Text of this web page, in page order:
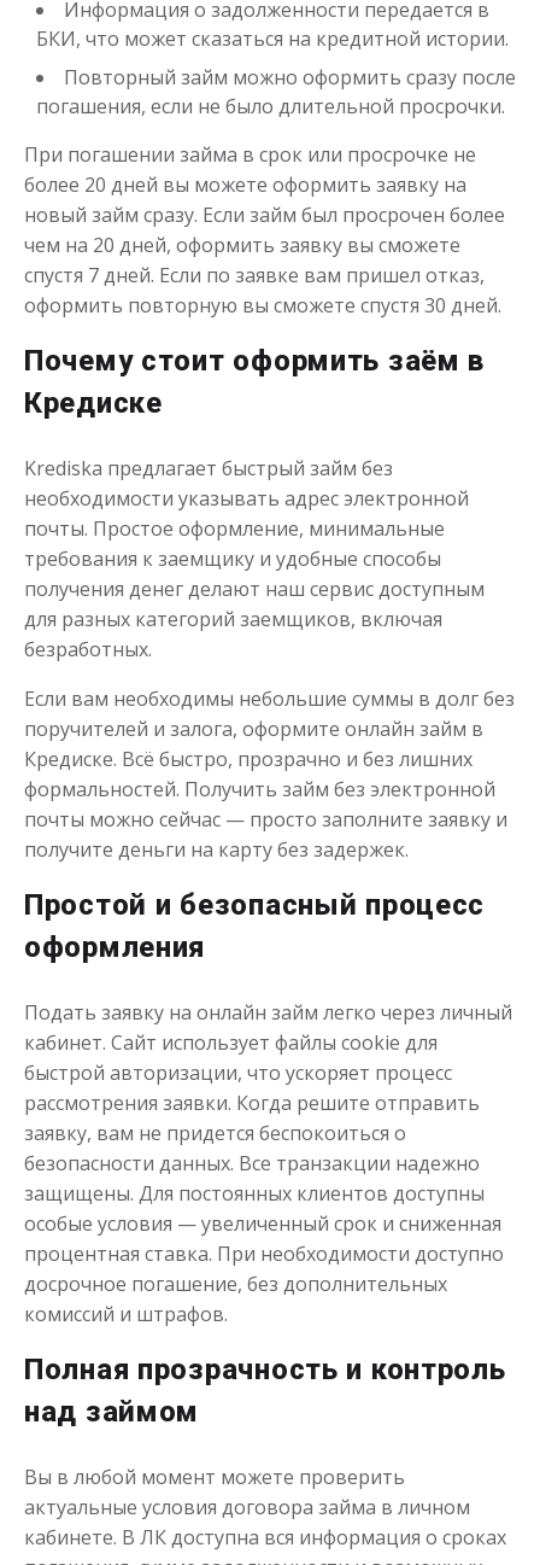
Информация о задолженности передается в
БКИ, что может сказаться на кредитной истории.
Повторный займ можно оформить сразу после
погашения, если не было длительной просрочки.
При погашении займа в срок или просрочке не
более 20 дней вы можете оформить заявку на
новый займ сразу. Если займ был просрочен более
чем на 20 дней, оформить заявку вы сможете
спустя 7 дней. Если по заявке вам пришел отказ,
оформить повторную вы сможете спустя 30 дней.
Почему стоит оформить заём в
Кредиске
Krediska предлагает быстрый займ без
необходимости указывать адрес электронной
почты. Простое оформление, минимальные
требования к заемщику и удобные способы
получения денег делают наш сервис доступным
для разных категорий заемщиков, включая
безработных.
Если вам необходимы небольшие суммы в долг без
поручителей и залога, оформите онлайн займ в
Кредиске. Всё быстро, прозрачно и без лишних
формальностей. Получить займ без электронной
почты можно сейчас — просто заполните заявку и
получите деньги на карту без задержек.
Простой и безопасный процесс
оформления
Подать заявку на онлайн займ легко через личный
кабинет. Сайт использует файлы cookie для
быстрой авторизации, что ускоряет процесс
рассмотрения заявки. Когда решите отправить
заявку, вам не придется беспокоиться о
безопасности данных. Все транзакции надежно
защищены. Для постоянных клиентов доступны
особые условия — увеличенный срок и сниженная
процентная ставка. При необходимости доступно
досрочное погашение, без дополнительных
комиссий и штрафов.
Полная прозрачность и контроль
над займом
Вы в любой момент можете проверить
актуальные условия договора займа в личном
кабинете. В ЛК доступна вся информация о сроках